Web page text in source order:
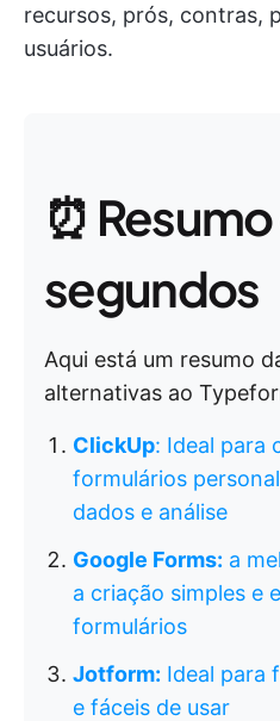
recursos, prós, contras,
usuários.
⏰
segundos
Aqui está um resumo
alternativas ao
ClickUp: Ideal para
formulários
dados e análise
Google Forms: a
a criação simples e
formulários
Jotform: Ideal para
e fáceis de usar